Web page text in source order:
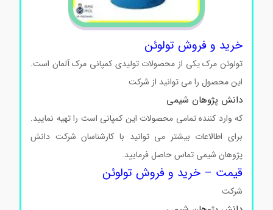
خرید و فروش تولوئن
تولوئن مرک یکی از محصولات تولیدی کمپانی مرک آلمان است.
این محصول را می توانید از شرکت
دانش پژوهان شیمی
که وارد کننده تمامی محصولات این کمپانی است را تهیه نمایید.
برای اطالاعات بیشتر می توانید با کارشناسان شرکت دانش
پژوهان شیمی تماس حاصل فرمایید.خرید و فروش تولوئن
قیمت – خرید و فروش تولوئن
شرکت